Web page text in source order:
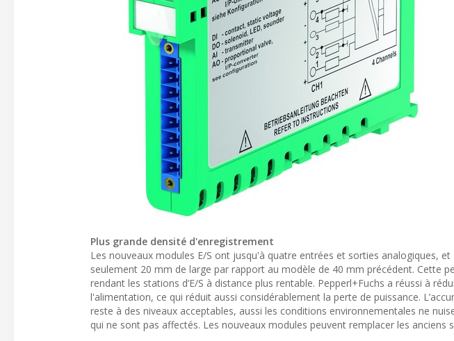
Plus grande densité d'enregistrement
Les nouveaux modules E/S ont jusqu'à quatre entrées et sorties analogiques,
seulement 20 mm de large par rapport au modèle de 40 mm précédent. Cette
rendant les stations d’E/S à distance plus rentable. Pepperl+Fuchs a réussi à
l'alimentation, ce qui réduit aussi considérablement la perte de puissance.
reste à des niveaux acceptables, aussi les conditions environnementales ne
qui ne sont pas affectés. Les nouveaux modules peuvent remplacer les